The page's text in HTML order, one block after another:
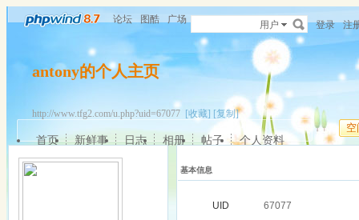
论坛 图酷 广场 用户 登录 注
antony的个人主页
http://www.tfg2.com/u.php?uid=67077 [收藏] [复制]
空
首页 新鲜事 日志 相册 帖子 个人资料
基本信息
UID
67077